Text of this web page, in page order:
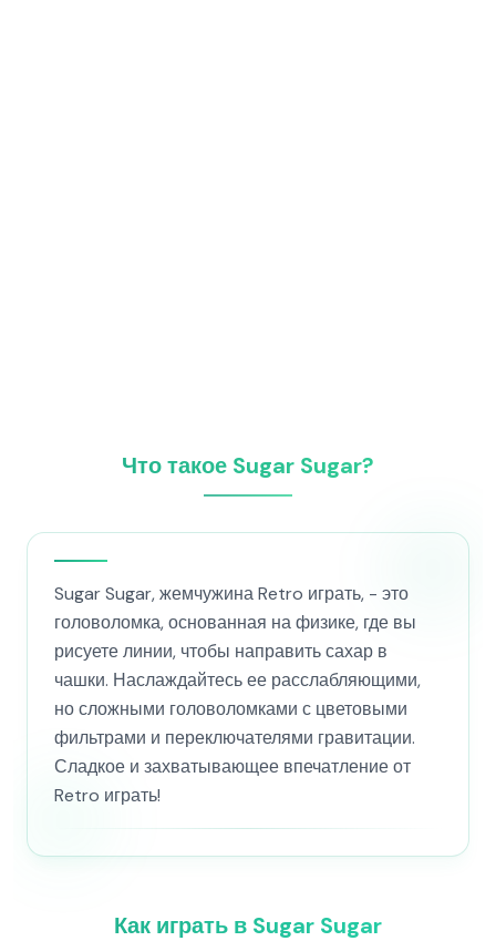
Что такое Sugar Sugar?
Sugar Sugar, жемчужина Retro играть, - это
головоломка, основанная на физике, где вы
рисуете линии, чтобы направить сахар в
чашки. Наслаждайтесь ее расслабляющими,
но сложными головоломками с цветовыми
фильтрами и переключателями гравитации.
Сладкое и захватывающее впечатление от
Retro играть!
Как играть в Sugar Sugar